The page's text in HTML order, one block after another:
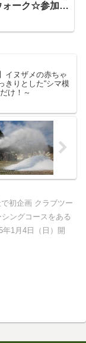
ォーク☆参加者
イヌザメの赤ちゃ
きりとした“シマ模
け！～
初企画 クラブツー
シングコースをある
年1月4日（日）開